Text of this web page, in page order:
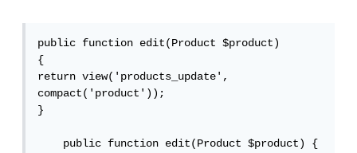
public function edit(Product $product)
{
return view('products_update',
compact('product'));
}
    public function edit(Product $product) {